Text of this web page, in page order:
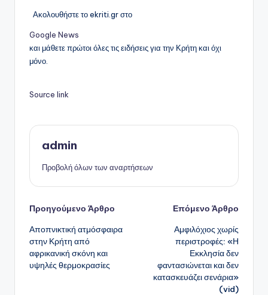
Ακολουθήστε το ekriti.gr στο
Google News
και μάθετε πρώτοι όλες τις ειδήσεις για την Κρήτη και όχι
μόνο.
Source link
admin
Προβολή όλων των αναρτήσεων
Πλοήγηση
δημοσιεύσεων
Προηγούμενο Άρθρο
Αποπνικτική ατμόσφαιρα
στην Κρήτη από
αφρικανική σκόνη και
υψηλές θερμοκρασίες
Επόμενο Άρθρο
Αμφιλόχιος χωρίς
περιστροφές: «Η
Εκκλησία δεν
φαντασιώνεται και δεν
κατασκευάζει σενάρια»
(vid)